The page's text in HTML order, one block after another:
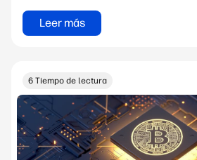
Leer más
6 Tiempo de lectura